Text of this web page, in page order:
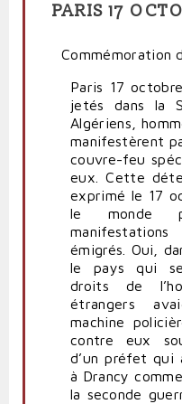
PARIS 17
Commémoration
Paris 17
jetés dans la
Algériens,
manifestèrent
couvre-feu
eux. Cette
exprimé le 17
le monde
émigrés. Oui,
le pays qui
droits de
étrangers
machine
contre eux
d’un préfet qui
à Drancy
la seconde